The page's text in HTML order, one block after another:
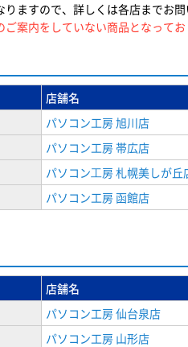
ますので、詳しくは各店までお問
案内をしていない商品となってお
店舗名
パソコン工房 旭川店
パソコン工房 帯広店
パソコン⼯房 札幌美しが丘
パソコン工房 函館店
店舗名
パソコン工房 仙台泉店
パソコン工房 山形店